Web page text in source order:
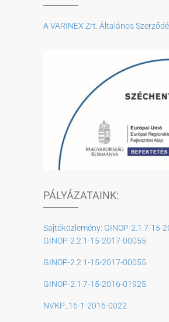
A VARINEX Zrt. Általános
PÁLYÁZATAINK:
Sajtóközlemény: GINOP-2.1.7-15-
GINOP-2.2.1-15-2017-00055
GINOP-2.2.1-15-2017-00055
GINOP-2.1.7-15-2016-01925
NVKP_16-1-2016-0022